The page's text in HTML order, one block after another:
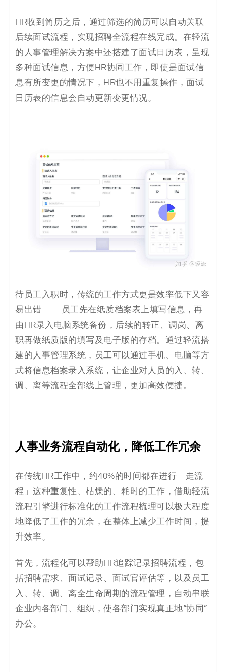
HR收到简历之后，通过筛选的简历可以自动关联
后续面试流程，实现招聘全流程在线完成。在轻流
的人事管理解决方案中还搭建了面试日历表，呈现
多种面试信息，方便HR协同工作，即使是面试信
息有所变更的情况下，HR也不用重复操作，面试
日历表的信息会自动更新变更情况。
待员工入职时，传统的工作方式更是效率低下又容
易出错——员工先在纸质档案表上填写信息，再
由HR录入电脑系统备份，后续的转正、调岗、离
职再做纸质版的填写及电子版的存档。通过轻流搭
建的人事管理系统，员工可以通过手机、电脑等方
式将信息档案录入系统，让企业对人员的入、转、
调、离等流程全部线上管理，更加高效便捷。
人事业务流程自动化，降低工作冗余
在传统HR工作中，约40%的时间都在进行「走流
程」这种重复性、枯燥的、耗时的工作，借助轻流
流程引擎进行标准化的工作流程梳理可以极大程度
地降低了工作的冗余，在整体上减少工作时间，提
升效率。
首先，流程化可以帮助HR追踪记录招聘流程，包
括招聘需求、面试记录、面试官评估等，以及员工
入、转、调、离全生命周期的流程管理，自动串联
企业内各部门、组织，使各部门实现真正地“协同”
办公。